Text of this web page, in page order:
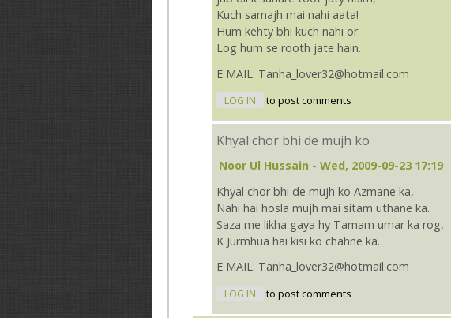
Kuch samajh mai nahi aata!
Hum kehty bhi kuch nahi or
Log hum se rooth jate hain.
E MAIL: Tanha_lover32@hotmail.com
LOG IN to post comments
Khyal chor bhi de mujh ko
Noor Ul Hussain - Wed, 2009-09-23 17:19
Khyal chor bhi de mujh ko Azmane ka,
Nahi hai hosla mujh mai sitam uthane ka.
Saza me likha gaya hy Tamam umar ka rog,
K Jurmhua hai kisi ko chahne ka.
E MAIL: Tanha_lover32@hotmail.com
LOG IN to post comments